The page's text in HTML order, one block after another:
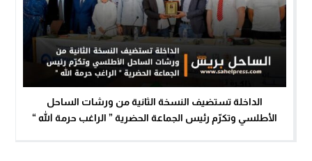
الداخلة تستضيف النسخة الثانية من ورشات الساحل
الأطلسي وتكرّم رئيس الجماعة الحضرية ” الراغب حرمة الله “